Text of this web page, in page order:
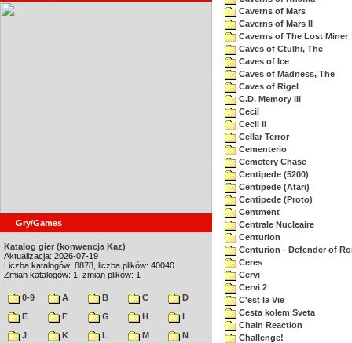
Gry/Games
Katalog gier (konwencja Kaz)
Aktualizacja: 2026-07-19
Liczba katalogów: 8878, liczba plików: 40040
Zmian katalogów: 1, zmian plików: 1
0-9 A B C
D
E
F G H
I
J
K L M
N
Caverns of Mars
Caverns of Mars II
Caverns of The Lost Miner
Caves of Ctulhi, The
Caves of Ice
Caves of Madness, The
Caves of Rigel
C.D. Memory III
Cecil
Cecil II
Cellar Terror
Cementerio
Cemetery Chase
Centipede (5200)
Centipede (Atari)
Centipede (Proto)
Centment
Centrale Nucleaire
Centurion
Centurion - Defender of
Ceres
Cervi
Cervi 2
C'est la Vie
Cesta kolem Sveta
Chain Reaction
Challenge!